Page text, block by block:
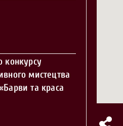
конкурсу
мистецтва
та краса